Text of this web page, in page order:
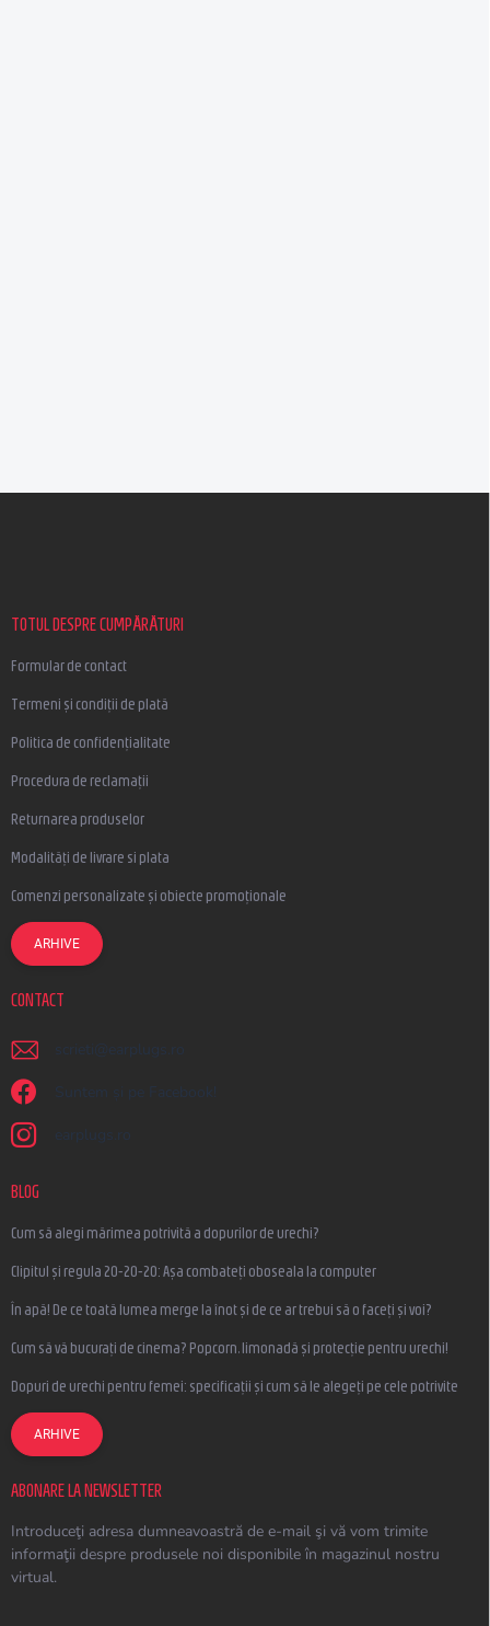
TOTUL DESPRE CUMPĂRĂTURI
Formular de contact
Termeni și condiții de plată
Politica de confidențialitate
Procedura de reclamații
Returnarea produselor
Modalități de livrare si plata
Comenzi personalizate și obiecte promoționale
ARHIVE
CONTACT
scrieti @ earplugs.ro
Suntem și pe Facebook!
earplugs.ro
BLOG
Cum să alegi mărimea potrivită a dopurilor de urechi?
Clipitul și regula 20-20-20: Așa combateți oboseala la computer
În apă! De ce toată lumea merge la înot și de ce ar trebui să o faceți și voi?
Cum să vă bucurați de cinema? Popcorn, limonadă și protecție pentru urechi!
Dopuri de urechi pentru femei: specificații și cum să le alegeți pe cele potrivite
ARHIVE
ABONARE LA NEWSLETTER
Introduceţi adresa dumneavoastră de e-mail şi vă vom trimite
informaţii despre produsele noi disponibile în magazinul nostru
virtual.